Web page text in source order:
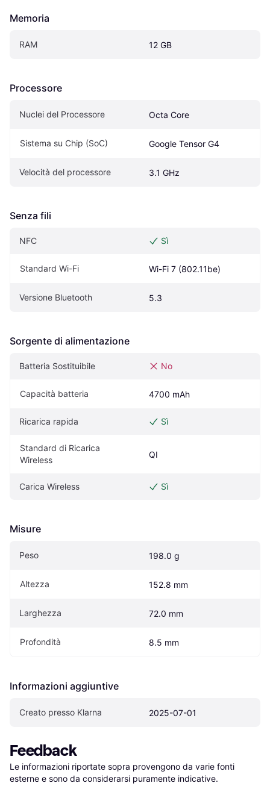
Memoria
RAM 12 GB
Processore
Nuclei del Processore Octa Core
Sistema su Chip (SoC) Google Tensor G4
Velocità del processore 3.1 GHz
Senza fili
NFC Sì
Standard Wi-Fi Wi-Fi 7 (802.11be)
Versione Bluetooth 5.3
Sorgente di alimentazione
Batteria Sostituibile No
Capacità batteria 4700 mAh
Ricarica rapida Sì
Standard di Ricarica
Wireless
QI
Carica Wireless Sì
Misure
Peso 198.0 g
Altezza 152.8 mm
Larghezza 72.0 mm
Profondità 8.5 mm
Informazioni aggiuntive
Creato presso Klarna 2025-07-01
Feedback
Le informazioni riportate sopra provengono da varie fonti
esterne e sono da considerarsi puramente indicative.